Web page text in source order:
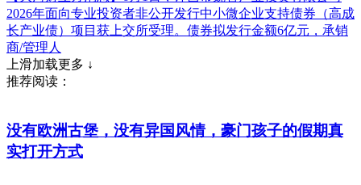
2026年面向专业投资者非公开发行中小微企业支持债券（高成
长产业债）项目获上交所受理。债券拟发行金额6亿元，承销
商/管理人
上滑加载更多 ↓
推荐阅读：
没有欧洲古堡，没有异国风情，豪门孩子的假期真
实打开方式